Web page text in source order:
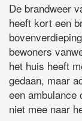
De brandweer
heeft kort een
bewoners
het huis heeft
gedaan, maar
een ambulance
niet mee naar